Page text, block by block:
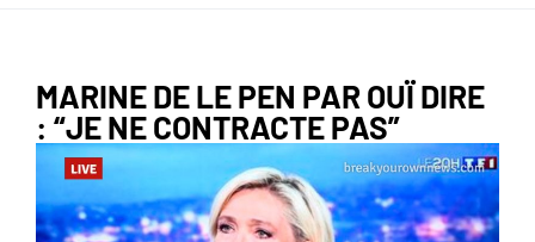
MARINE DE LE PEN PAR OUÏ DIRE
: “JE NE CONTRACTE PAS”